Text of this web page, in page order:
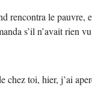
rencontra le pauvre,
s’il n’avait rien
toi, hier, j’ai